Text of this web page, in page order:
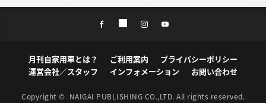
月刊自家用車とは？ ご利用案内
プライバシーポリシー
運営会社／スタッフ
インフォメーション お問い合わせ
Copyright © NAIGAI PUBLISHING CO.,LTD. All rights reserved.